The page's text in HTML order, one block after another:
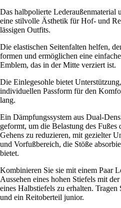
Das halbpolierte
eine stilvolle Ästhetik für Hof- und
lässigen Outfits.
Die elastischen Seitenfalten helfen,
formen und ermöglichen eine
Emblem, das in der Mitte verziert ist.
Die Einlegesohle bietet
individuellen Passform für den
lang.
Ein Dämpfungssystem aus Dual-
geformt, um die Belastung des
Gehens zu reduzieren, mit gezielter
und Vorfußbereich, die Stöße
bietet.
Kombinieren Sie sie mit einem Paar
Aussehen eines hohen Stiefels mit
eines Halbstiefels zu erhalten.
und ein Reitoberteil junior.